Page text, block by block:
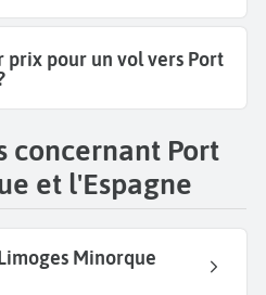
prix pour un vol vers Port
concernant Port
et l'Espagne
Minorque